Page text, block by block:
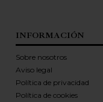
INFORMACIÓN
Sobre nosotros
Aviso legal
Política de privacidad
Política de cookies